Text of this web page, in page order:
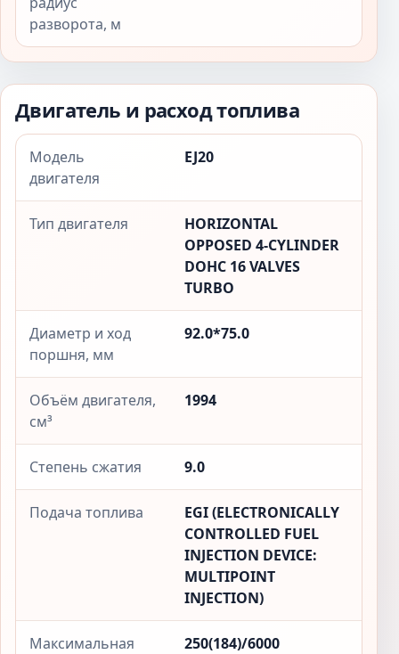
разворота, м
Двигатель и расход топлива
Модель
двигателя
EJ20
Тип двигателя
HORIZONTAL
OPPOSED 4-CYLINDER
DOHC 16 VALVES
TURBO
Диаметр и ход
поршня, мм
92.0*75.0
Объём двигателя,
см³
1994
Степень сжатия 9.0
Подача топлива
EGI (ELECTRONICALLY
CONTROLLED FUEL
INJECTION DEVICE:
MULTIPOINT
INJECTION)
Максимальная
250(184)/6000